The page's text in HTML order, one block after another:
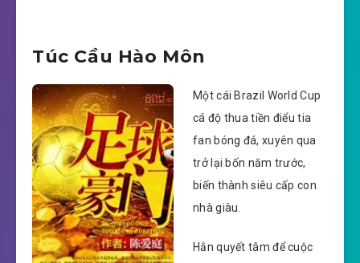
Túc Cầu Hào Môn
Một cái Brazil World Cup
cá độ thua tiền điểu tia
fan bóng đá, xuyên qua
trở lại bốn năm trước,
biến thành siêu cấp con
nhà giàu.
Hắn quyết tâm để cuộc